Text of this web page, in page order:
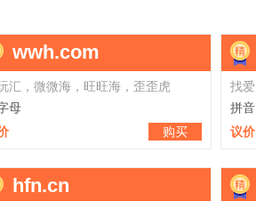
yundao.com
云道，孕道
拼音
tgt.cn